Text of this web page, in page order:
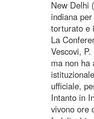
New Delhi
indiana
torturato e
La
Vescovi,
ma non ha
ufficiale,
Intanto in
vivono ore